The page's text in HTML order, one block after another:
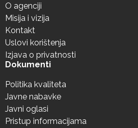
O agenciji
Misija i vizija
Kontakt
Uslovi korištenja
Izjava o privatnosti
Dokumenti
Politika kvaliteta
Javne nabavke
Javni oglasi
Pristup informacijama